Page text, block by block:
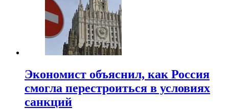
Экономист объяснил, как Россия
смогла перестроиться в условиях
санкций